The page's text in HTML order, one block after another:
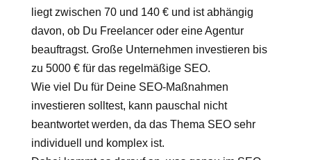
liegt zwischen 70 und 140 € und ist abhängig
davon, ob Du Freelancer oder eine Agentur
beauftragst. Große Unternehmen investieren bis
zu 5000 € für das regelmäßige SEO.
Wie viel Du für Deine SEO-Maßnahmen
investieren solltest, kann pauschal nicht
beantwortet werden, da das Thema SEO sehr
individuell und komplex ist.